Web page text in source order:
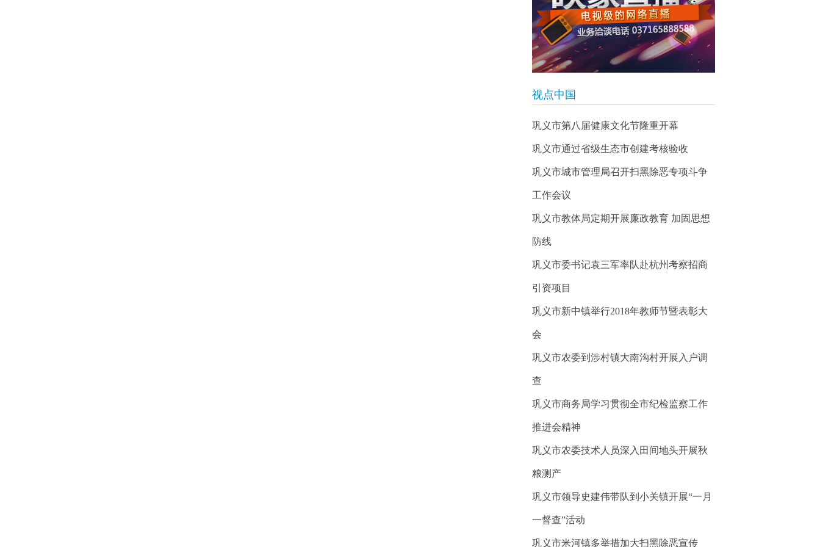
视点中国
巩义市第八届健康文化节隆重开幕
巩义市通过省级生态市创建考核验收
巩义市城市管理局召开扫黑除恶专项斗争
工作会议
巩义市教体局定期开展廉政教育 加固思想
防线
巩义市委书记袁三军率队赴杭州考察招商
引资项目
巩义市新中镇举行2018年教师节暨表彰大
会
巩义市农委到涉村镇大南沟村开展入户调
查
巩义市商务局学习贯彻全市纪检监察工作
推进会精神
巩义市农委技术人员深入田间地头开展秋
粮测产
巩义市领导史建伟带队到小关镇开展“一月
一督查”活动
巩义市米河镇多举措加大扫黑除恶宣传